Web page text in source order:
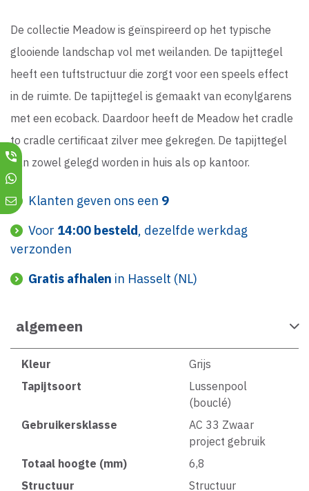
De collectie Meadow is geïnspireerd op het typische
glooiende landschap vol met weilanden. De tapijttegel
heeft een tuftstructuur die zorgt voor een speels effect
in de ruimte. De tapijttegel is gemaakt van econylgarens
met een ecoback. Daardoor heeft de Meadow het cradle
to cradle certificaat zilver mee gekregen. De tapijttegel
kan zowel gelegd worden in huis als op kantoor.
Klanten geven ons een 9
Voor 14:00 besteld, dezelfde werkdag
verzonden
Gratis afhalen in Hasselt (NL)
algemeen
Kleur
Grijs
Tapijtsoort
Lussenpool
(bouclé)
Gebruikersklasse
AC 33 Zwaar
project gebruik
Totaal hoogte (mm)
6,8
Structuur
Structuur